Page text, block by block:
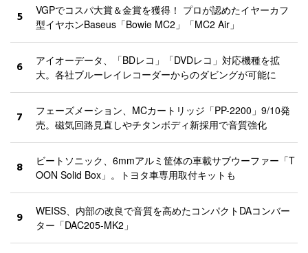
5
VGPでコスパ大賞＆金賞を獲得！ プロが認めたイヤーカフ
型イヤホンBaseus「Bowie MC2」「MC2 Air」
6
アイオーデータ、「BDレコ」「DVDレコ」対応機種を拡
大。各社ブルーレイレコーダーからのダビングが可能に
7
フェーズメーション、MCカートリッジ「PP-2200」9/10発
売。磁気回路見直しやチタンボディ新採用で音質強化
8
ビートソニック、6mmアルミ筐体の車載サブウーファー「T
OON Solid Box」。トヨタ車専用取付キットも
9
WEISS、内部の改良で音質を高めたコンパクトDAコンバー
ター「DAC205-MK2」